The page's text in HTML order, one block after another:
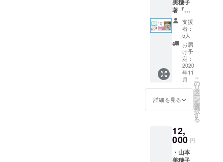
に苦しいの
か、
どうしたら
人生がうま
どうしたら
幸せになれ
るのか
な人生の方
程式を教え
てくれてい
ミュ
レー
ター
「Heart
Touch
」のエ
ンド
ロール
にお名
前を掲
載 （ご
支援時
のお名
前をご
記入く
ださ
美穂子
著『あ
なたの
人生を
劇的に
変える
キャラ
クトロ
ジー心
理学入
門』 ・
山本美
穂子著
『“あの
人” との
の引き
方 セ
ラピス
トのた
支援
者：
5人
お届
け予
定：
2020
年11
月
詳細を見る
こ
の
リ
タ
ー
ン
を
選
択
す
る
12,
000 円
・山本
美穂子